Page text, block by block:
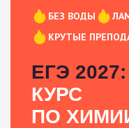
БЕЗ ВОДЫ
КРУТЫЕ
ЕГЭ 2027:
КУРС
ПО